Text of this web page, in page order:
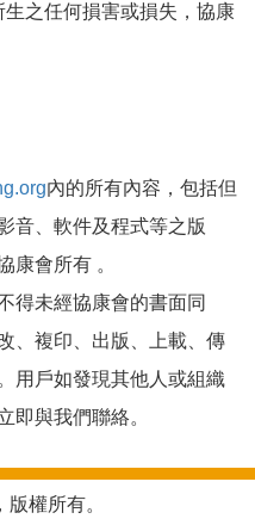
之任何損害或損失，協康
內的所有內容，包括但
音、軟件及程式等之版
康會所有 。
得未經協康會的書面同
、複印、出版、上載、傳
用戶如發現其他人或組織
即與我們聯絡。
權所有。